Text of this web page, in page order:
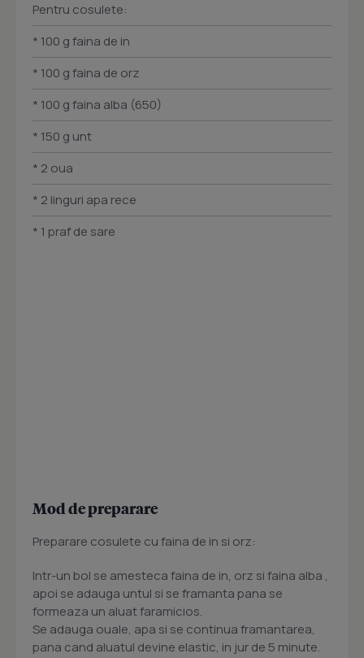
Pentru cosulete:
* 100 g faina de in
* 100 g faina de orz
* 100 g faina alba (650)
* 150 g unt
* 2 oua
* 2 linguri apa rece
* 1 praf de sare
Mod de preparare
Preparare cosulete cu faina de in si orz:
Intr-un bol se amesteca faina de in, orz si faina alba ,
apoi se adauga untul si se framanta pana se
formeaza un aluat faramicios.
Se adauga ouale, apa si se continua framantarea,
pana cand aluatul devine elastic, in jur de 5 minute.